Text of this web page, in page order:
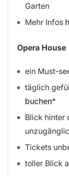
Garten
Mehr Infos
Opera House
ein Must-
täglich
buchen
Blick hinter
Tickets
toller Blick